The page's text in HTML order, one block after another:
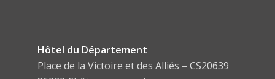
Hôtel du Département
Place de la Victoire et des Alliés – CS20639